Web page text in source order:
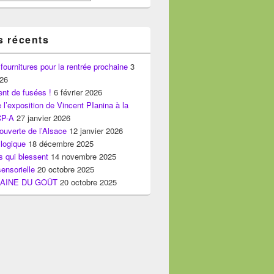
récents
pour la rentrée prochaine 3
de fusées ! 6 février 2026
l’exposition de Vincent PIanina à la
A 27 janvier 2026
de l’Alsace 12 janvier 2026
18 décembre 2025
qui blessent 14 novembre 2025
20 octobre 2025
DU GOÛT 20 octobre 2025